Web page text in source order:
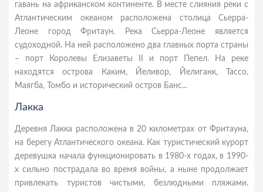
гавань на африканском континенте. В месте слияния реки с
Атлантическим океаном расположена столица Сьерра-
Леоне город Фритаун. Река Сьерра-Леоне является
судоходной. На ней расположено два главных порта страны
– порт Королевы Елизаветы II и порт Пепел. На реке
находятся острова Каким, Йеливор, Йелиганк, Тассо,
Маягба, Томбо и исторический остров Банс...
Лакка
Деревня Лакка расположена в 20 километрах от Фритауна,
на берегу Атлантического океана. Как туристический курорт
деревушка начала функционировать в 1980-х годах, в 1990-
х сильно пострадала во время войны, а ныне продолжает
привлекать туристов чистыми, безлюдными пляжами.